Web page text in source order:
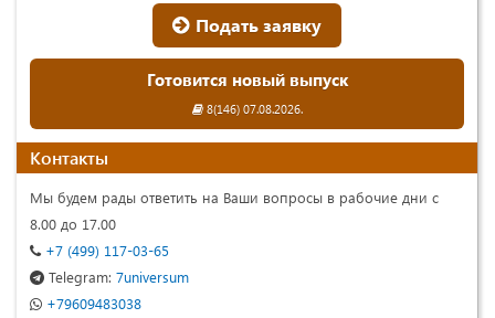
Подать заявку
Готовится новый выпуск
8(146) 07.08.2026.
Контакты
Мы будем рады ответить на Ваши вопросы в рабочие дни с
8.00 до 17.00
+7 (499) 117-03-65
Telegram: 7universum
+79609483038